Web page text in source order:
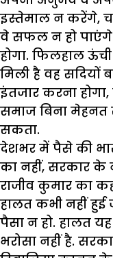
इस्तेमाल न करेंगे,
वे सफल न हो पाएंगे.
होगा. फिलहाल
मिली है वह सदियों
इंतजार करना
समाज बिना मेहनत
सकता.
देशभर में पैसे की
का नहीं, सरकार
राजीव कुमार का
हालत कभी नहीं हुई
पैसा न हो. हालत
भरोसा नहीं है.